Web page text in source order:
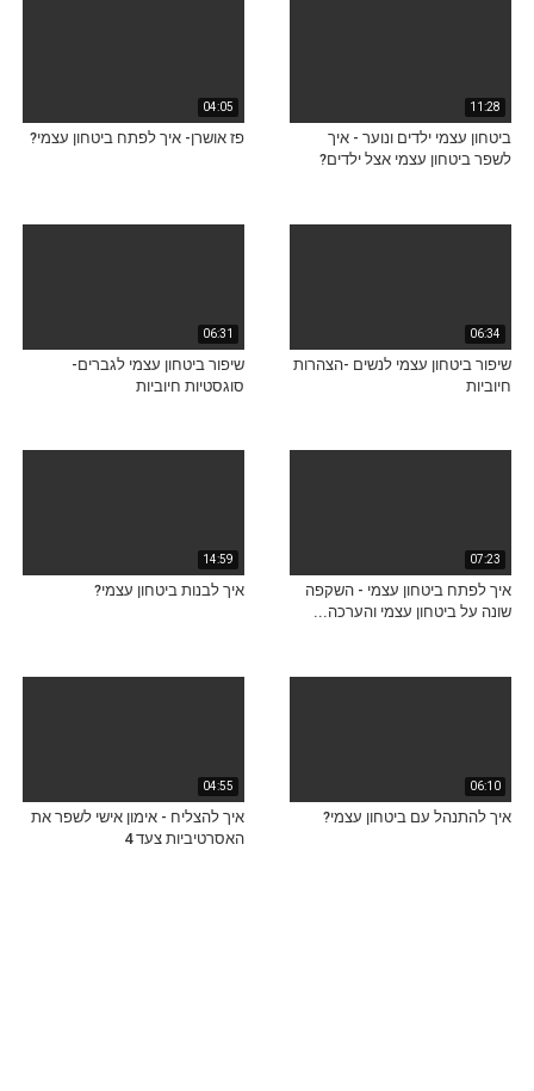
11:28
ביטחון עצמי ילדים ונוער - איך
לשפר ביטחון עצמי אצל ילדים?
04:05
פז אושרן- איך לפתח ביטחון עצמי?
06:34
שיפור ביטחון עצמי לנשים -הצהרות
חיוביות
06:31
שיפור ביטחון עצמי לגברים-
סוגסטיות חיוביות
07:23
איך לפתח ביטחון עצמי - השקפה
שונה על ביטחון עצמי והערכה...
14:59
איך לבנות ביטחון עצמי?
06:10
איך להתנהל עם ביטחון עצמי?
04:55
איך להצליח - אימון אישי לשפר את
האסרטיביות צעד 4